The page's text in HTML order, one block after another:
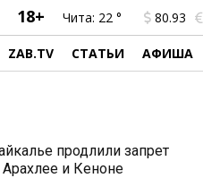
18+ Чита: 22 ° 80.93
ZAB.TV СТАТЬИ АФИША
продлили запрет
Арахлее и Кеноне